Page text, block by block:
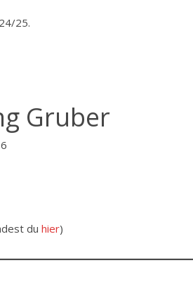
25.
Gruber
du hier)